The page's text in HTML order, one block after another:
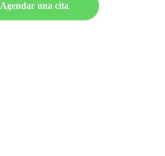
Agendar una cita